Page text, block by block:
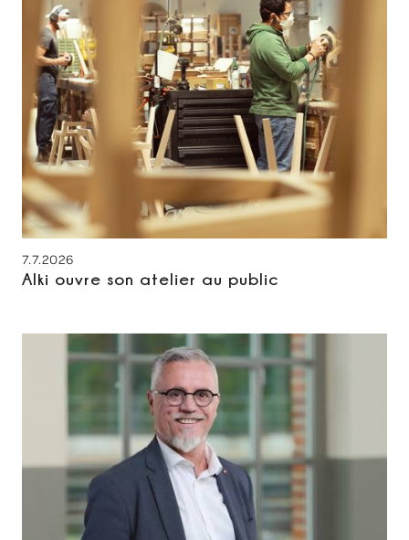
7.7.2026
Alki ouvre son atelier au public